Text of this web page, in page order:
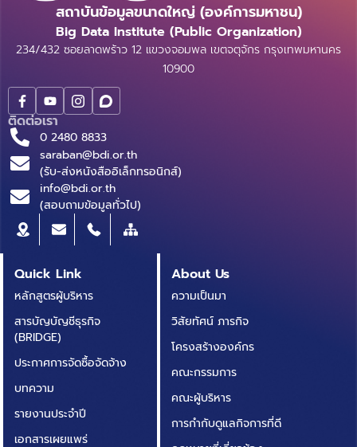
สถาบันข้อมูลขนาดใหญ่ (องค์การมหาชน)
Big Data Institute (Public Organization)
234/432 ซอยลาดพร้าว 12 แขวงจอมพล เขตจตุจักร กรุงเทพมหานคร
10900
ติดต่อเรา
0 2480 8833
saraban@bdi.or.th
(รับ-ส่งหนังสืออิเล็กทรอนิกส์)
info@bdi.or.th
(สอบถามข้อมูลทั่วไป)
Quick Link
หลักสูตรผู้บริหาร
สารบัญบัญชีธุรกิจ
(BRIDGE)
ประกาศการจัดซื้อจัดจ้าง
บทความ
รายงานประจำปี
เอกสารเผยแพร่
About Us
ความเป็นมา
วิสัยทัศน์ ภารกิจ
โครงสร้างองค์กร
คณะกรรมการ
คณะผู้บริหาร
การกำกับดูแลกิจการที่ดี